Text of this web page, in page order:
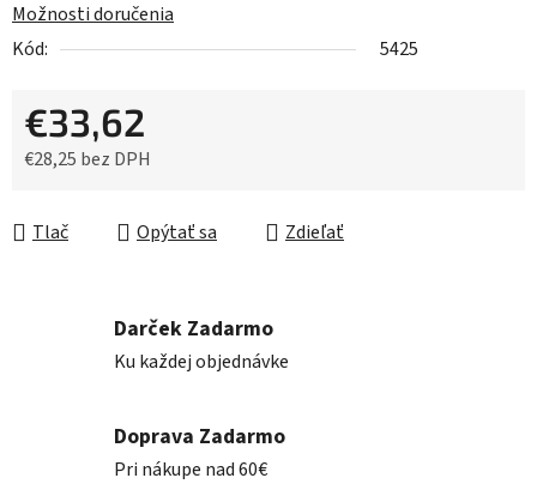
Možnosti doručenia
Kód:
5425
€33,62
€28,25 bez DPH
Tlač
Opýtať sa Zdieľať
Darček Zadarmo
Ku každej objednávke
Doprava Zadarmo
Pri nákupe nad 60€